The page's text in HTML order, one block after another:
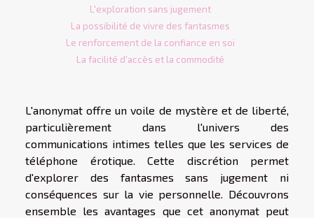
L'exploration sans jugement
La possibilité de vivre des fantasmes
Le renforcement de la confiance en soi
La facilité d'accès et la commodité
L'anonymat offre un voile de mystère et de liberté,
particulièrement dans l'univers des
communications intimes telles que les services de
téléphone érotique. Cette discrétion permet
d'explorer des fantasmes sans jugement ni
conséquences sur la vie personnelle. Découvrons
ensemble les avantages que cet anonymat peut